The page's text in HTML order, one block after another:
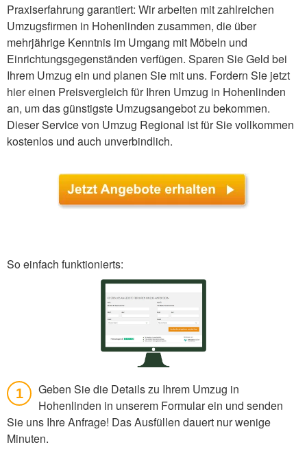
Praxiserfahrung garantiert: Wir arbeiten mit zahlreichen
Umzugsfirmen in Hohenlinden zusammen, die über
mehrjährige Kenntnis im Umgang mit Möbeln und
Einrichtungsgegenständen verfügen. Sparen Sie Geld bei
Ihrem Umzug ein und planen Sie mit uns. Fordern Sie jetzt
hier einen Preisvergleich für Ihren Umzug in Hohenlinden
an, um das günstigste Umzugsangebot zu bekommen.
Dieser Service von Umzug Regional ist für Sie vollkommen
kostenlos und auch unverbindlich.
So einfach funktionierts:
1
Geben Sie die Details zu Ihrem Umzug in
Hohenlinden in unserem Formular ein und senden
Sie uns Ihre Anfrage! Das Ausfüllen dauert nur wenige
Minuten.